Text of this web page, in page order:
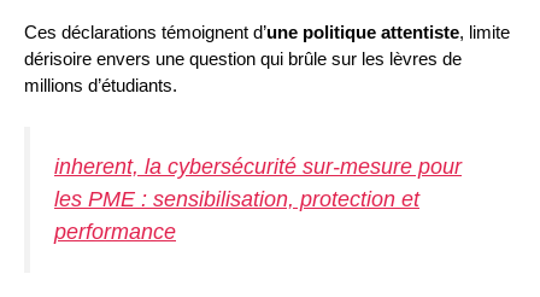
Ces déclarations témoignent d’une politique attentiste, limite
dérisoire envers une question qui brûle sur les lèvres de
millions d’étudiants.
inherent, la cybersécurité sur-mesure pour
les PME : sensibilisation, protection et
performance